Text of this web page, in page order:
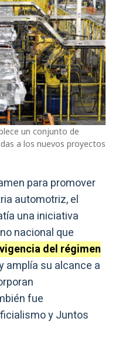
un conjunto de
a los nuevos proyectos
para promover
automotriz, el
una iniciativa
nacional que
del régimen
amplía su alcance a
fue
y Juntos